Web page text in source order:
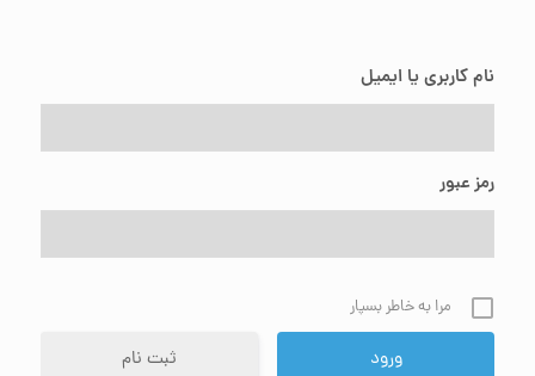
نام کاربری یا ایمیل
رمز عبور
مرا به خاطر بسپار
ثبت نام